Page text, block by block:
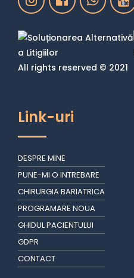
All rights reserved © 2021
Link-uri
DESPRE MINE
PUNE-MI O INTREBARE
CHIRURGIA BARIATRICA
PROGRAMARE NOUA
GHIDUL PACIENTULUI
GDPR
CONTACT